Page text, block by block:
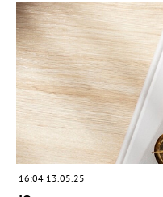
свободы условно с
говорится в сообщении.
моторную лодку и
приговор не вступил в
16:04 13.05.25